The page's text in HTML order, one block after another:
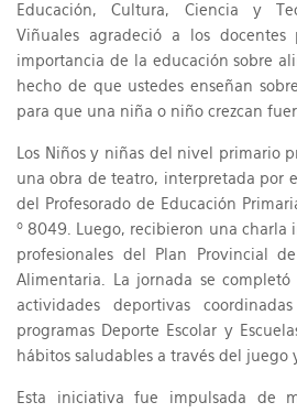
Educación, Cultura, Ciencia y
Viñuales agradeció a los docentes
importancia de la educación sobre
hecho de que ustedes enseñan
para que una niña o niño crezcan
Los Niños y niñas del nivel primario
una obra de teatro, interpretada por
del Profesorado de Educación
º 8049. Luego, recibieron una
profesionales del Plan Provincial
Alimentaria. La jornada se
actividades deportivas
programas Deporte Escolar y
hábitos saludables a través del juego
Esta iniciativa fue impulsada de